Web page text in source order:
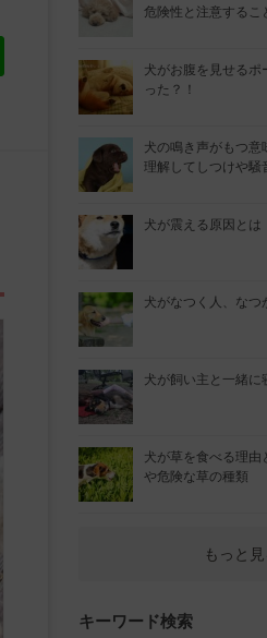
危険性と注意するこ
犬がお腹を見せる
った？！
犬の鳴き声がもつ意
理解してしつけや
犬が震える原因とは
犬がなつく人、なつ
犬が飼い主と一緒に
犬が草を食べる理由
や危険な草の種類
もっと見
キーワード検索